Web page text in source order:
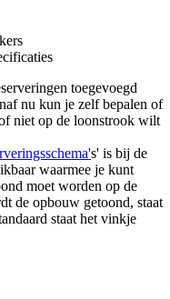
toegevoegd
nu kun je zelf bepalen of
niet op de loonstrook wilt
s' is bij de
waarmee je kunt
moet worden op de
de opbouw getoond, staat
staat het vinkje